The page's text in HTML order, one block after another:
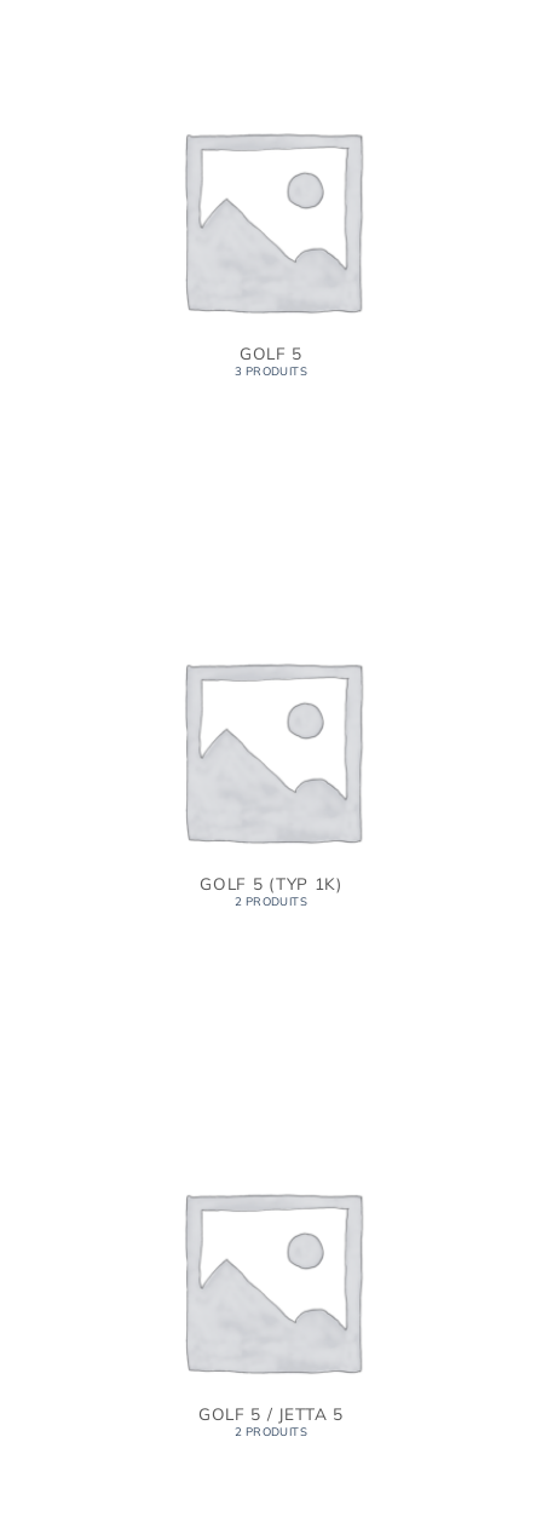
GOLF 5
3 PRODUITS
GOLF 5 (TYP 1K)
2 PRODUITS
GOLF 5 / JETTA 5
2 PRODUITS